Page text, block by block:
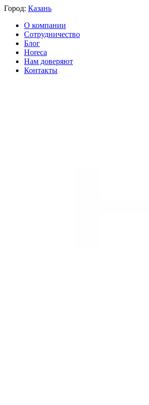
Город: Казань
О компании
Сотрудничество
Блог
Horeca
Нам доверяют
Контакты